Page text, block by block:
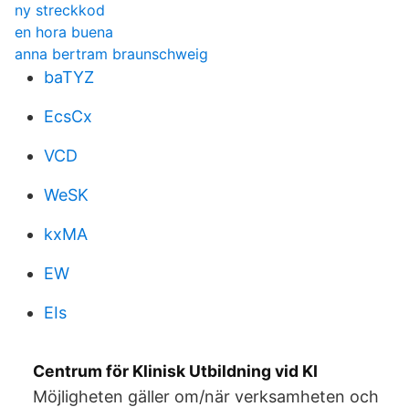
ny streckkod
en hora buena
anna bertram braunschweig
baTYZ
EcsCx
VCD
WeSK
kxMA
EW
EIs
Centrum för Klinisk Utbildning vid KI
Möjligheten gäller om/när verksamheten och